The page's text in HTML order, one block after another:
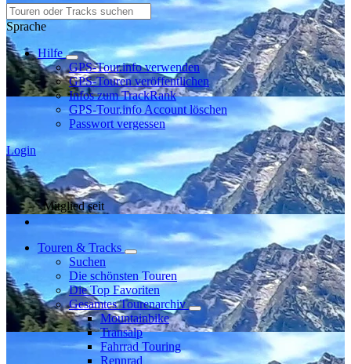
Sprache
Hilfe
GPS-Tour.info verwenden
GPS-Touren veröffentlichen
Infos zum TrackRank
GPS-Tour.info Account löschen
Passwort vergessen
Login
Mitglied seit
Touren & Tracks
Suchen
Die schönsten Touren
Die Top Favoriten
Gesamtes Tourenarchiv
Mountainbike
Transalp
Fahrrad Touring
Rennrad